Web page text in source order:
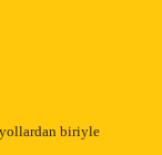
biriyle